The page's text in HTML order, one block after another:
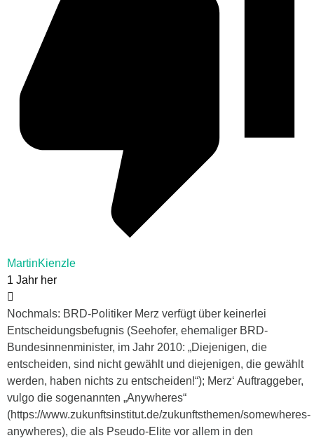
MartinKienzle
1 Jahr her
Nochmals: BRD-Politiker Merz verfügt über keinerlei
Entscheidungsbefugnis (Seehofer, ehemaliger BRD-
Bundesinnenminister, im Jahr 2010: „Diejenigen, die
entscheiden, sind nicht gewählt und diejenigen, die gewählt
werden, haben nichts zu entscheiden!“); Merz‘ Auftraggeber,
vulgo die sogenannten „Anywheres“
(https://www.zukunftsinstitut.de/zukunftsthemen/somewheres-
anywheres), die als Pseudo-Elite vor allem in den